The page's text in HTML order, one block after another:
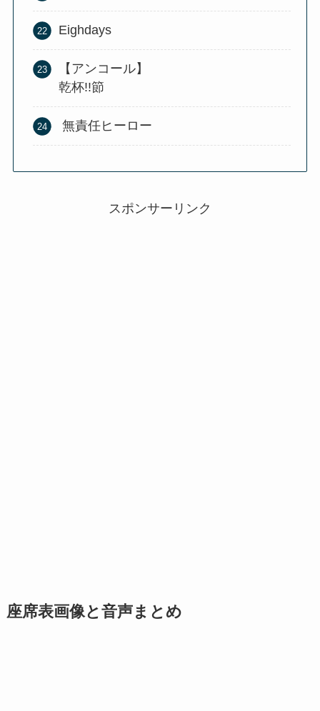
Eighdays
【アンコール】
乾杯!!節
無責任ヒーロー
スポンサーリンク
座席表画像と音声まとめ